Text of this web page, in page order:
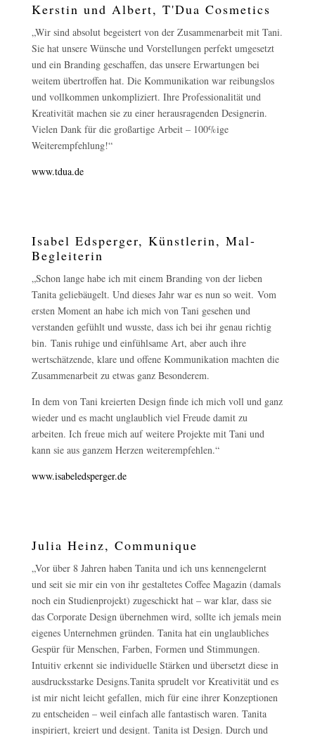
Kerstin und Albert, T'Dua Cosmetics
„Wir sind absolut begeistert von der Zusammenarbeit mit Tani.
Sie hat unsere Wünsche und Vorstellungen perfekt umgesetzt
und ein Branding geschaffen, das unsere Erwartungen bei
weitem übertroffen hat. Die Kommunikation war reibungslos
und vollkommen unkompliziert. Ihre Professionalität und
Kreativität machen sie zu einer herausragenden Designerin.
Vielen Dank für die großartige Arbeit – 100%ige
Weiterempfehlung!“
www.tdua.de
Isabel Edsperger, Künstlerin, Mal-
Begleiterin
„Schon lange habe ich mit einem Branding von der lieben
Tanita geliebäugelt. Und dieses Jahr war es nun so weit. Vom
ersten Moment an habe ich mich von Tani gesehen und
verstanden gefühlt und wusste, dass ich bei ihr genau richtig
bin. Tanis ruhige und einfühlsame Art, aber auch ihre
wertschätzende, klare und offene Kommunikation machten die
Zusammenarbeit zu etwas ganz Besonderem.
In dem von Tani kreierten Design finde ich mich voll und ganz
wieder und es macht unglaublich viel Freude damit zu
arbeiten. Ich freue mich auf weitere Projekte mit Tani und
kann sie aus ganzem Herzen weiterempfehlen.“
www.isabeledsperger.de
Julia Heinz, Communique
„Vor über 8 Jahren haben Tanita und ich uns kennengelernt
und seit sie mir ein von ihr gestaltetes Coffee Magazin (damals
noch ein Studienprojekt) zugeschickt hat – war klar, dass sie
das Corporate Design übernehmen wird, sollte ich jemals mein
eigenes Unternehmen gründen. Tanita hat ein unglaubliches
Gespür für Menschen, Farben, Formen und Stimmungen.
Intuitiv erkennt sie individuelle Stärken und übersetzt diese in
ausdrucksstarke Designs.Tanita sprudelt vor Kreativität und es
ist mir nicht leicht gefallen, mich für eine ihrer Konzeptionen
zu entscheiden – weil einfach alle fantastisch waren. Tanita
inspiriert, kreiert und designt. Tanita ist Design. Durch und